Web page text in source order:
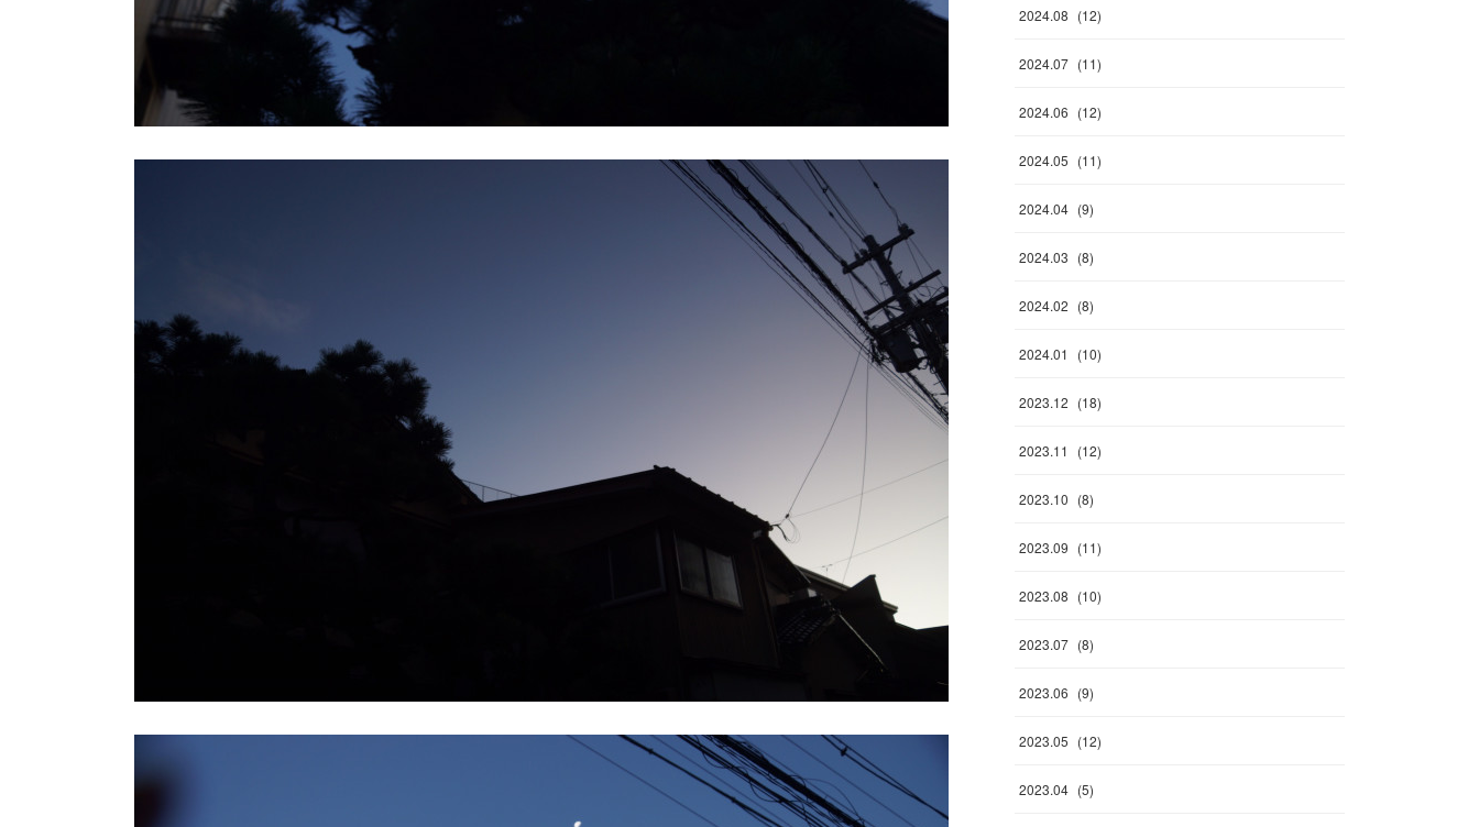
2024.08 (12)
2024.07 (11)
2024.06 (12)
2024.05 (11)
2024.04 (9)
2024.03 (8)
2024.02 (8)
2024.01 (10)
2023.12 (18)
2023.11 (12)
2023.10 (8)
2023.09 (11)
2023.08 (10)
2023.07 (8)
2023.06 (9)
2023.05 (12)
2023.04 (5)